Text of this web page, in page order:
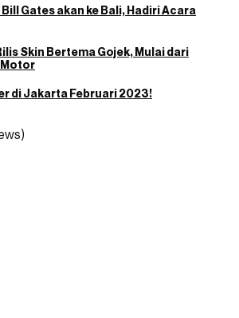
Gates akan ke Bali, Hadiri Acara
Skin Bertema Gojek, Mulai dari
di Jakarta Februari 2023!